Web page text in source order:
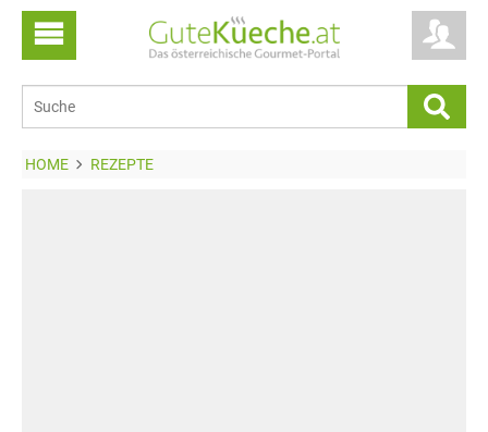
HOME REZEPTE